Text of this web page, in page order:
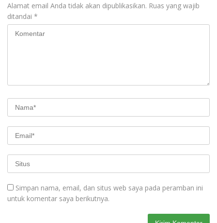
Alamat email Anda tidak akan dipublikasikan. Ruas yang wajib
ditandai *
Simpan nama, email, dan situs web saya pada peramban ini
untuk komentar saya berikutnya.